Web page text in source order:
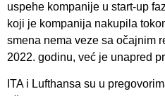
uspehe kompanije u start-up
koji je kompanija nakupila
smena nema veze sa očajnim
2022. godinu, već je unapred
ITA i Lufthansa su u